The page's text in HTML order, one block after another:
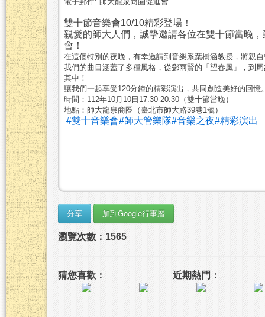
雙十節音樂會10/10精彩登場！
親愛的師大人們，誠摯邀請各位在雙十節當晚
會！
在這個特別的夜晚，有幸邀請到音樂系葉樹涵教授，將親
我們的曲目涵蓋了多種風格，從鄧雨賢的「望春風」，到
其中！
讓我們一起享受120分鐘的精彩演出，共同創造美好的回
時間：112年10月10日17:30-20:30（雙十節當晚）
地點：師大龍泉商圈（臺北市師大路39巷1號）
#雙十音樂會#師大管樂隊#音樂之夜#精彩演出
瀏覽次數：1565
猜您喜歡： 近期熱門：